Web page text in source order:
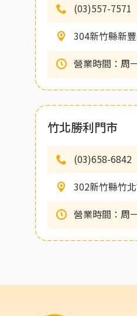
(03)557-7571
304新竹縣新
營業時間：周
竹北勝利門市
(03)658-6842
302新竹縣竹
營業時間：周